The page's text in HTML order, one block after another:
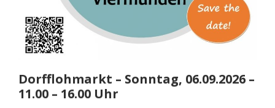
Dorfflohmarkt – Sonntag, 06.09.2026 –
11.00 – 16.00 Uhr